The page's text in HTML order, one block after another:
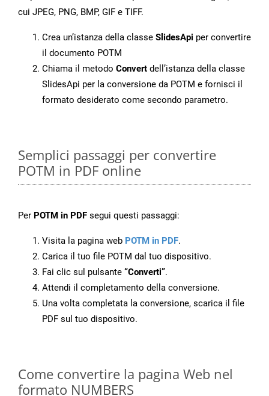
cui JPEG, PNG, BMP, GIF e TIFF.
Crea un’istanza della classe SlidesApi per convertire
il documento POTM
Chiama il metodo Convert dell’istanza della classe
SlidesApi per la conversione da POTM e fornisci il
formato desiderato come secondo parametro.
Semplici passaggi per convertire
POTM in PDF online
Per POTM in PDF segui questi passaggi:
Visita la pagina web POTM in PDF.
Carica il tuo file POTM dal tuo dispositivo.
Fai clic sul pulsante “Converti”.
Attendi il completamento della conversione.
Una volta completata la conversione, scarica il file
PDF sul tuo dispositivo.
Come convertire la pagina Web nel
formato NUMBERS